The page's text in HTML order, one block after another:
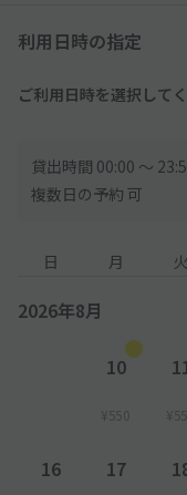
●駐車場入口が2つござ
ください。
をつけ下さい。
気を付け下さいませ。
利用日時の指定
ご利用日時を選択して
貸出時間 00:00 〜
複数日の予約 可
日 月 火
2026年8月
10
¥550
16 17